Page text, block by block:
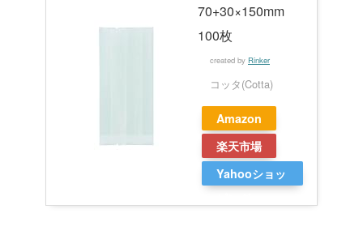
70+30×150mm
100枚
created by Rinker
コッタ(Cotta)
Amazon
楽天市場
Yahooショッ